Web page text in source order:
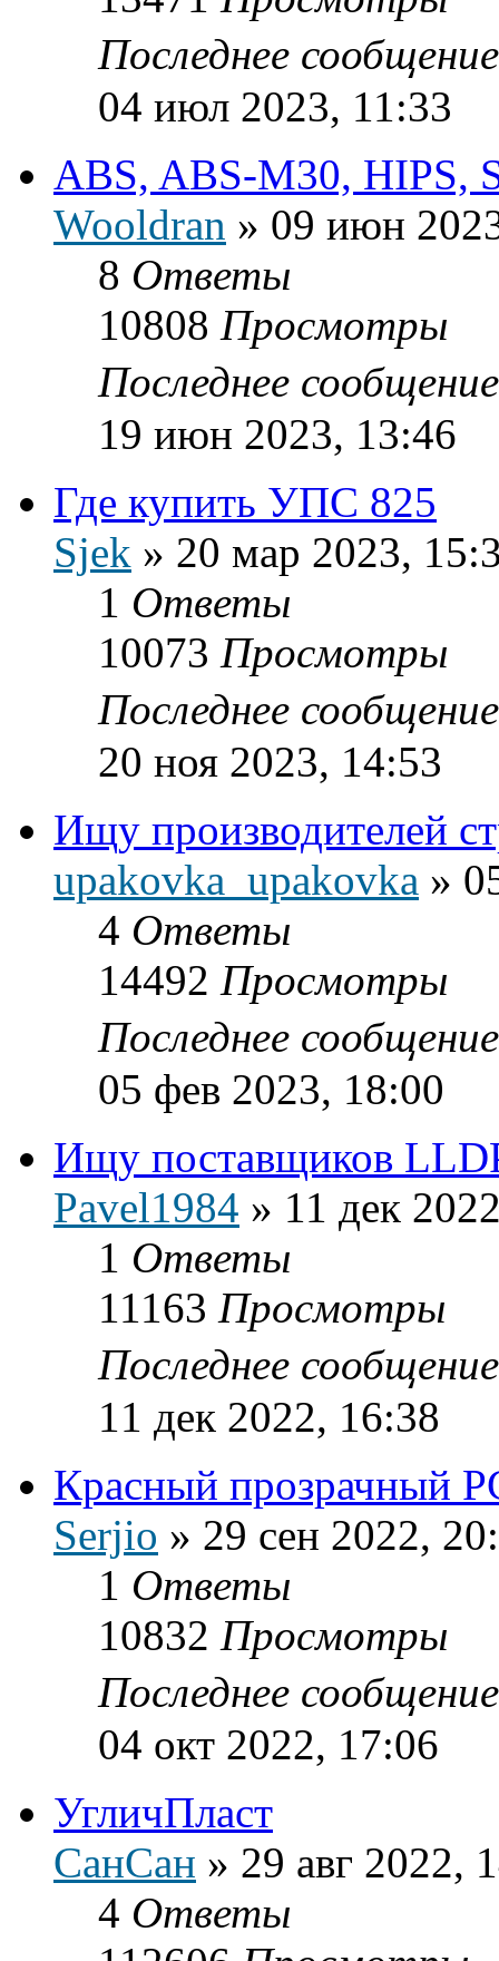
Последнее
04 июл 2023, 11:33
ABS, ABS-M30, HIPS,
Wooldran » 09 июн
8 Ответы
10808 Просмотры
Последнее
19 июн 2023, 13:46
Где купить УПС 825
Sjek » 20 мар 2023,
1 Ответы
10073 Просмотры
Последнее
20 ноя 2023, 14:53
Ищу производителей
upakovka_upakovka »
4 Ответы
14492 Просмотры
Последнее
05 фев 2023, 18:00
Ищу поставщиков
Pavel1984 » 11 дек
1 Ответы
11163 Просмотры
Последнее
11 дек 2022, 16:38
Красный прозрачный
Serjio » 29 сен 2022,
1 Ответы
10832 Просмотры
Последнее
04 окт 2022, 17:06
УгличПласт
СанСан » 29 авг 2022,
4 Ответы